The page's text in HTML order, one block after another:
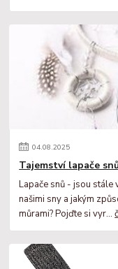
04.08.2025
Tajemství lapače
Lapače snů - jsou stále
našimi sny a jakým
můrami? Pojďte si vyr...